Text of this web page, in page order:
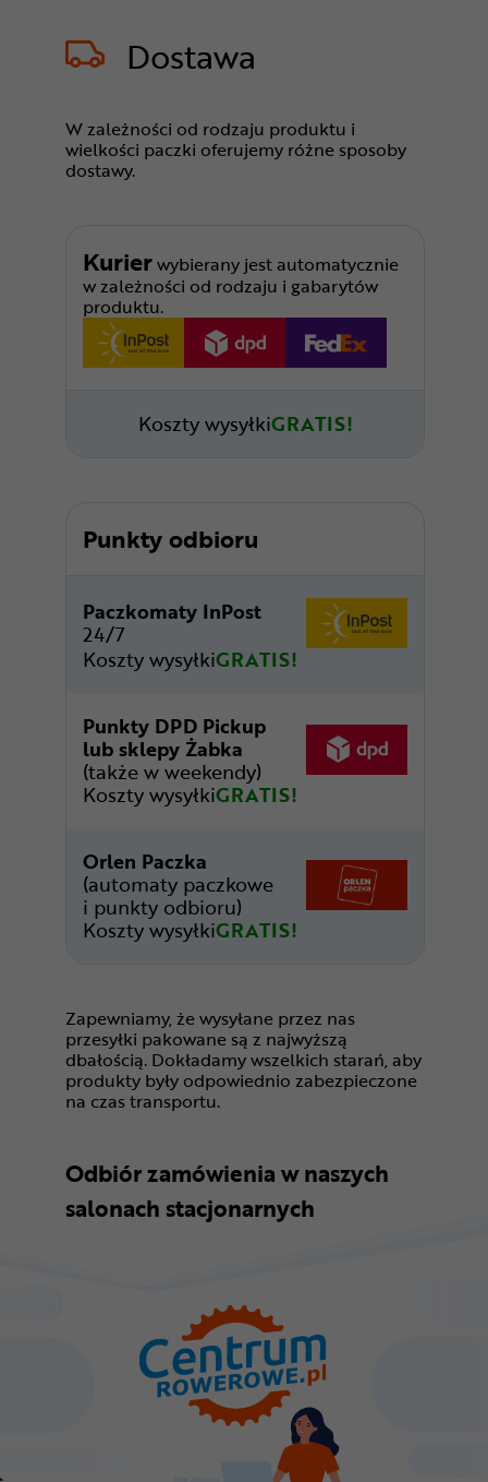
Dostawa
W zależności od rodzaju produktu i
wielkości paczki oferujemy różne sposoby
dostawy.
Kurierwybierany jest automatycznie
w zależności od rodzaju i gabarytów
produktu.
Koszty wysyłkiGRATIS!
Punkty odbioru
Paczkomaty InPost
24/7
Koszty wysyłkiGRATIS!
Punkty DPD Pickup
lub sklepy Żabka
(także w weekendy)
Koszty wysyłkiGRATIS!
Orlen Paczka
(automaty paczkowe
i punkty odbioru)
Koszty wysyłkiGRATIS!
Zapewniamy, że wysyłane przez nas
przesyłki pakowane są z najwyższą
dbałością. Dokładamy wszelkich starań, aby
produkty były odpowiednio zabezpieczone
na czas transportu.
Odbiór zamówienia w naszych
salonach stacjonarnych